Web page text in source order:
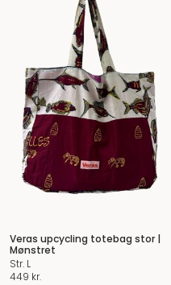
Veras upcycling totebag stor |
Mønstret
Str. L
449 kr.